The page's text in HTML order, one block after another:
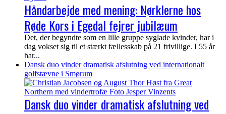
Håndarbejde med mening: Nørklerne hos
Røde Kors i Egedal fejrer jubilæum
Det, der begyndte som en lille gruppe syglade kvinder, har i
dag vokset sig til et stærkt fællesskab på 21 frivillige. I 55 år
har...
Dansk duo vinder dramatisk afslutning ved internationalt
golfstævne i Smørum
Dansk duo vinder dramatisk afslutning ved